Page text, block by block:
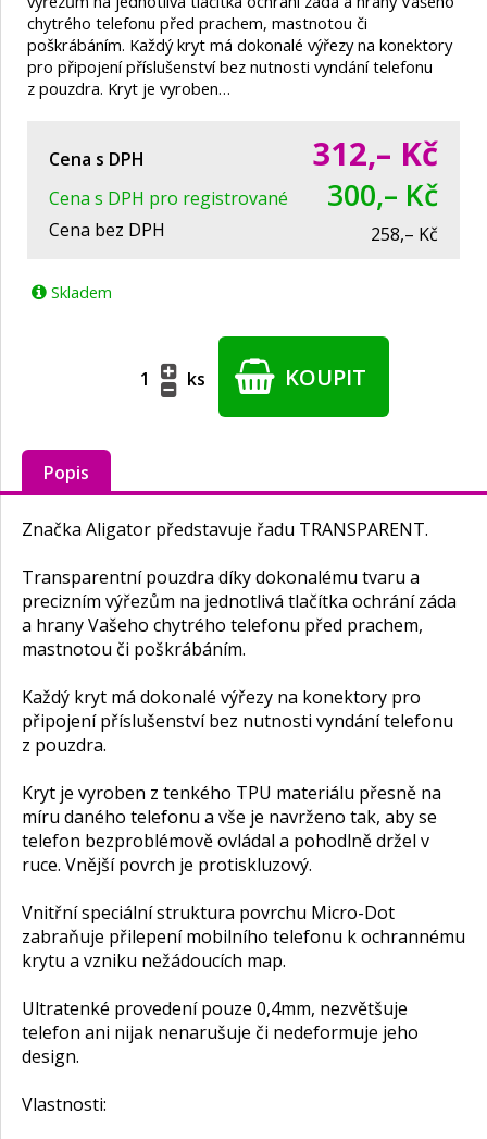
chytrého telefonu před prachem, mastnotou či
poškrábáním. Každý kryt má dokonalé výřezy na konektory
pro připojení příslušenství bez nutnosti vyndání telefonu
z pouzdra. Kryt je vyroben…
Cena s DPH 312,– Kč
Cena s DPH pro registrované 300,– Kč
Cena bez DPH 258,– Kč
Skladem
ks KOUPIT
Popis
Značka Aligator představuje řadu TRANSPARENT.
Transparentní pouzdra díky dokonalému tvaru a
precizním výřezům na jednotlivá tlačítka ochrání záda
a hrany Vašeho chytrého telefonu před prachem,
mastnotou či poškrábáním.
Každý kryt má dokonalé výřezy na konektory pro
připojení příslušenství bez nutnosti vyndání telefonu
z pouzdra.
Kryt je vyroben z tenkého TPU materiálu přesně na
míru daného telefonu a vše je navrženo tak, aby se
telefon bezproblémově ovládal a pohodlně držel v
ruce. Vnější povrch je protiskluzový.
Vnitřní speciální struktura povrchu Micro-Dot
zabraňuje přilepení mobilního telefonu k ochrannému
krytu a vzniku nežádoucích map.
Ultratenké provedení pouze 0,4mm, nezvětšuje
telefon ani nijak nenarušuje či nedeformuje jeho
design.
Vlastnosti: